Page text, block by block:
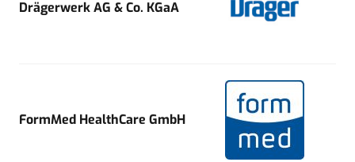
Drägerwerk AG & Co. KGaA
FormMed HealthCare GmbH